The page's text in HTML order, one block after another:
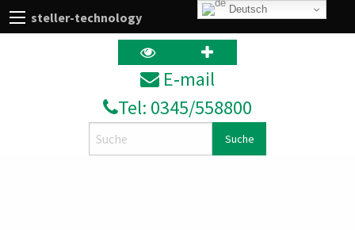
steller-technology
E‑mail
Tel: 0345/558800
Deutsch